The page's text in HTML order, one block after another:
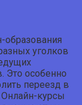
уголков
Это особенно
переезд в
Онлайн-курсы